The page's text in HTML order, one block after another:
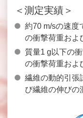
＜測定実績＞
約70 m/sの速度
の衝撃荷重およ
質量1 g以下の
の衝撃荷重およ
繊維の動的引張
び繊維の伸びの